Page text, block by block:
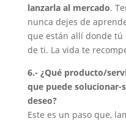
lanzarla al mercado.
nunca dejes de
que están allí donde
de ti. La vida te
6.- ¿Qué producto/
que puede solucionar-
deseo?
Este es un paso que,